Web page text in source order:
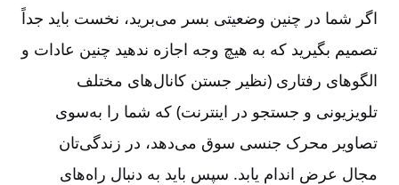
اگر شما در چنین وضعیتی بسر می‌برید، نخست باید جداً
تصمیم بگیرید که به هیچ وجه اجازه ندهید چنین عادات و
الگوهای رفتاری (نظیر جستن کانال‌های مختلف
تلویزیونی و جستجو در اینترنت) که شما را به‌سوی
تصاویر محرک جنسی سوق می‌دهد، در زندگی‌تان
مجال عرض اندام یابد. سپس باید به دنبال راه‌های